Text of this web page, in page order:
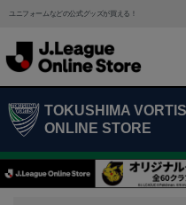
ユニフォームなどの公式グッズが買える！
TOKUSHIMA VORTIS
ONLINE STORE